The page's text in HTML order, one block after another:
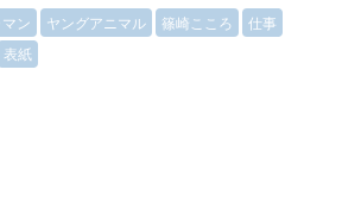
ン ヤングアニマル 篠崎こころ
仕事
表紙